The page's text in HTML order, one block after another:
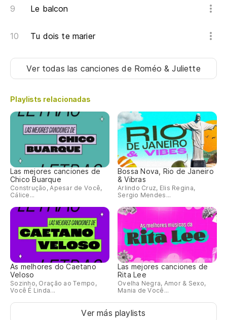
Le balcon
Tu dois te marier
Ver todas las cancionesde Roméo & Juliette
Playlists relacionadas
Las mejores canciones de
Chico Buarque
Construção, Apesar de Você,
Cálice...
Bossa Nova, Rio de Janeiro
& Vibras
Arlindo Cruz, Elis Regina,
Sergio Mendes...
As melhores do Caetano
Veloso
Sozinho, Oração ao Tempo,
Você É Linda...
Las mejores canciones de
Rita Lee
Ovelha Negra, Amor & Sexo,
Mania de Você...
Ver más playlists